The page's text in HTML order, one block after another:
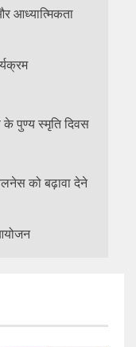
आध्यात्मिकता
के पुण्य स्मृति दिवस
को बढ़ावा देने